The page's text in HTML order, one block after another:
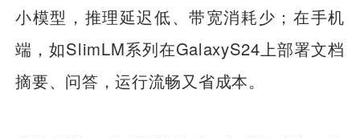
小模型，推理延迟低、带宽消耗少；在手机
端，如SlimLM系列在GalaxyS24上部署文档
摘要、问答，运行流畅又省成本。